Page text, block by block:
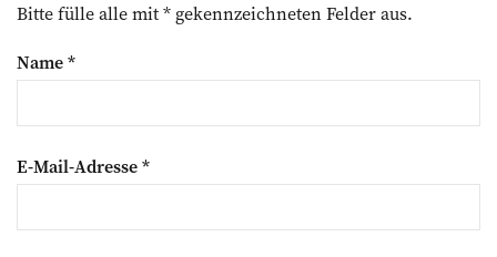
Bitte fülle alle mit * gekennzeichneten Felder aus.
Name*
E-Mail-Adresse*